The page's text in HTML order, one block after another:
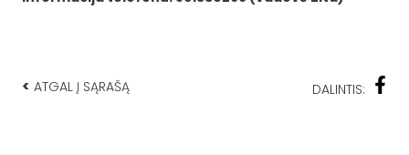
< ATGAL Į SĄRAŠĄ DALINTIS: